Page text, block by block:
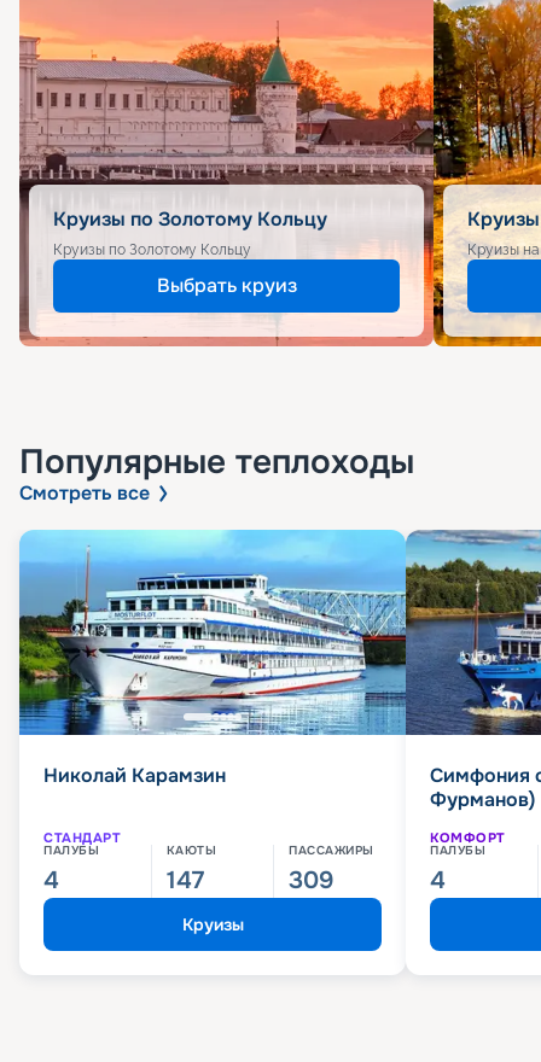
Круизы по Золотому Кольцу
Круизы по Золотому Кольцу
Выбрать круиз
Круизы
Популярные теплоходы
Смотреть все
Николай Карамзин
СТАНДАРТ
ПАЛУБЫ
4
КАЮТЫ
147
ПАССАЖИРЫ
309
Круизы
Симфония
Фурманов)
КОМФОРТ
ПАЛУБЫ
4